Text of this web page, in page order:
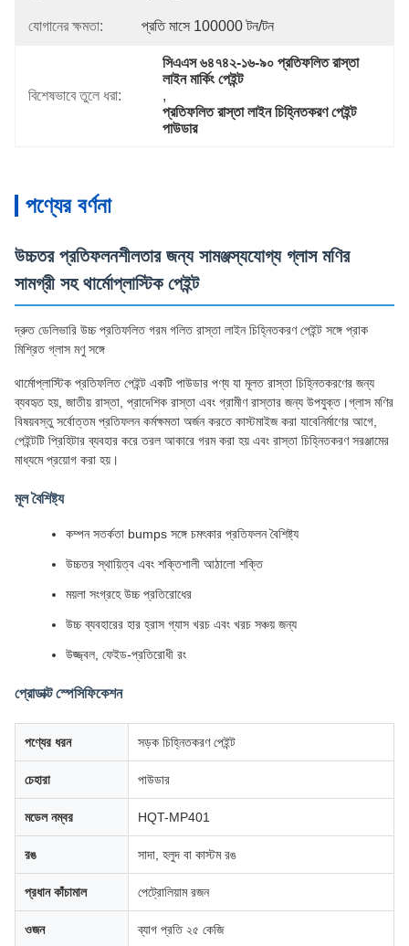
যোগানের ক্ষমতা: প্রতি মাসে 100000 টন/টন
বিশেষভাবে তুলে ধরা:
সিএএস ৬৪৭৪২-১৬-৯০ প্রতিফলিত রাস্তা
লাইন মার্কিং পেইন্ট
,
প্রতিফলিত রাস্তা লাইন চিহ্নিতকরণ পেইন্ট
পাউডার
পণ্যের বর্ণনা
উচ্চতর প্রতিফলনশীলতার জন্য সামঞ্জস্যযোগ্য গ্লাস মণির
সামগ্রী সহ থার্মোপ্লাস্টিক পেইন্ট
দ্রুত ডেলিভারি উচ্চ প্রতিফলিত গরম গলিত রাস্তা লাইন চিহ্নিতকরণ পেইন্ট সঙ্গে প্রাক
মিশ্রিত গ্লাস মণু সঙ্গে
থার্মোপ্লাস্টিক প্রতিফলিত পেইন্ট একটি পাউডার পণ্য যা মূলত রাস্তা চিহ্নিতকরণের জন্য
ব্যবহৃত হয়, জাতীয় রাস্তা, প্রাদেশিক রাস্তা এবং গ্রামীণ রাস্তার জন্য উপযুক্ত।গ্লাস মণির
বিষয়বস্তু সর্বোত্তম প্রতিফলন কর্মক্ষমতা অর্জন করতে কাস্টমাইজ করা যাবেনির্মাণের আগে,
পেইন্টটি প্রিহিটার ব্যবহার করে তরল আকারে গরম করা হয় এবং রাস্তা চিহ্নিতকরণ সরঞ্জামের
মাধ্যমে প্রয়োগ করা হয়।
মূল বৈশিষ্ট্য
কম্পন সতর্কতা bumps সঙ্গে চমৎকার প্রতিফলন বৈশিষ্ট্য
উচ্চতর স্থায়িত্ব এবং শক্তিশালী আঠালো শক্তি
ময়লা সংগ্রহে উচ্চ প্রতিরোধের
উচ্চ ব্যবহারের হার হ্রাস গ্যাস খরচ এবং খরচ সঞ্চয় জন্য
উজ্জ্বল, ফেইড-প্রতিরোধী রং
প্রোডাক্ট স্পেসিফিকেশন
পণ্যের ধরন সড়ক চিহ্নিতকরণ পেইন্ট
চেহারা পাউডার
মডেল নম্বর HQT-MP401
রঙ সাদা, হলুদ বা কাস্টম রঙ
প্রধান কাঁচামাল পেট্রোলিয়াম রজন
ওজন ব্যাগ প্রতি ২৫ কেজি